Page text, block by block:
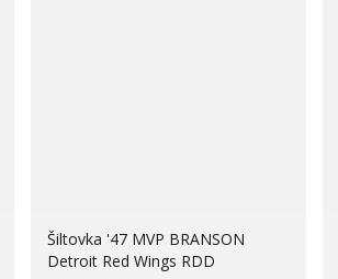
Šiltovka '47 MVP BRANSON
Detroit Red Wings RDD